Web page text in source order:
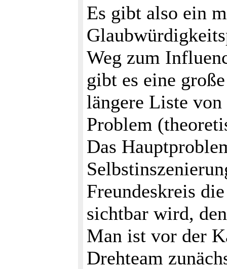
Es gibt also ein
Weg zum
gibt es eine
längere Liste
Problem
Das
Freundeskreis
sichtbar wird,
Man ist vor der
Drehteam